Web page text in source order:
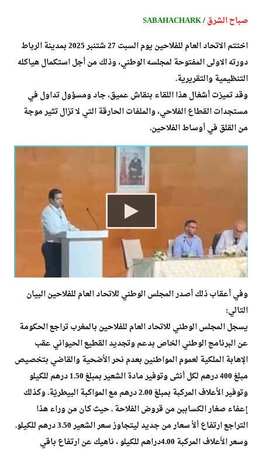
صباح الشرق/
SABAHACHARK
اختتم الاتحاد العام للفلاحين يوم السبت 27 شتنبر 2025 بمدينة الرباط
دورته الاولى المفتوحة لمجلسه الوطني، وذلك من أجل استكمال هياكله
التنظيمية والتقريرية.
وقد تميزت أشغال هذا اللقاء بنقاش عميق، جاد ومسؤول تداول في
مستجدات القطاع الفلاحي، والملفات الحارقة التي لا تزال تثير موجة
من القلق في أوساط الفلاحين.
وفي أعقاب ذلك أصدر المجلس الوطني للاتحاد العام للفلاحين البيان
التالي:
يسجل المجلس الوطني للاتحاد العام للفلاحين بالمغرب تراجع الحكومة
عن البرنامج الوطني الخاص بدعم وتجديد القطيع الحيواني عقب
الإهابة الملكية لعموم المواطنين بعدم نحر الأضحية والقاضي بتخصيص
مبلغ 400 درهم لكل أنثى وتوفير مادة الشعير بمبلغ 1.50 درهم للكيلو
وتوفير الأعلاف المركبة بمبلغ 2.00 درهم مع المواكبة البيطريّة. وكذلك
إعفاء صغار الكساببن من قروض الفلاحة . حيث كان من وراء هذا
التراجع ارتفاع ألأ سعار من جديد ليتجاوز سعر الشعير 3.50 درهم للكيلو.
وسعر الأعلاف المركبة 4.00دراهم للكيلو ، ناهيك عن ارتفاع باقي